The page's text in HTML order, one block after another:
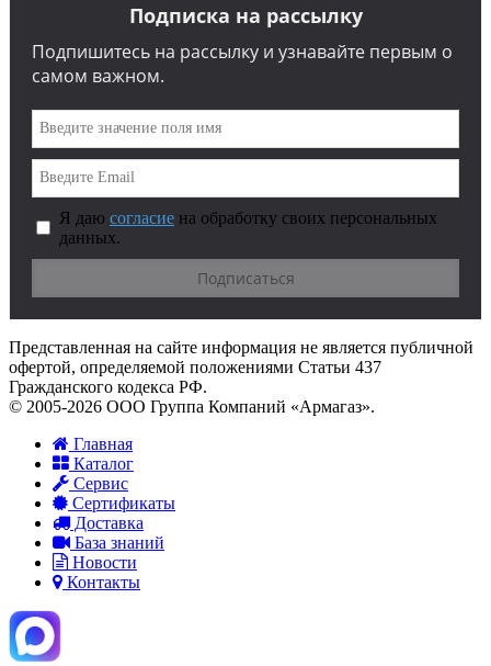
Подписка на рассылку
Подпишитесь на рассылку и узнавайте первым о
самом важном.
Я даю согласие на обработку своих персональных
данных.
Представленная на сайте информация не является публичной
офертой, определяемой положениями Статьи 437
Гражданского кодекса РФ.
© 2005-2026 ООО Группа Компаний «Армагаз».
Главная
Каталог
Сервис
Сертификаты
Доставка
База знаний
Новости
Контакты